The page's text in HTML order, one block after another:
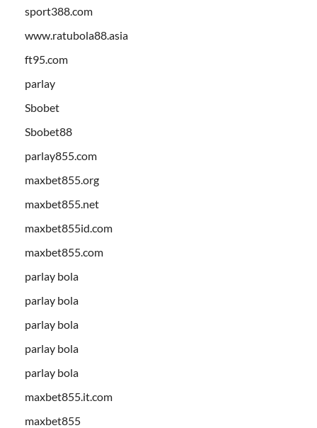
sport388.com
www.ratubola88.asia
ft95.com
parlay
Sbobet
Sbobet88
parlay855.com
maxbet855.org
maxbet855.net
maxbet855id.com
maxbet855.com
parlay bola
parlay bola
parlay bola
parlay bola
parlay bola
maxbet855.it.com
maxbet855